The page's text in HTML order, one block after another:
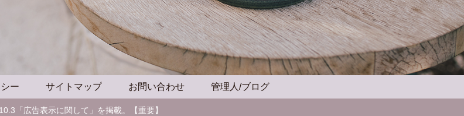
ー サイトマップ お問い合わせ 管理人/ブログ
「広告表示に関して」を掲載。【重要】